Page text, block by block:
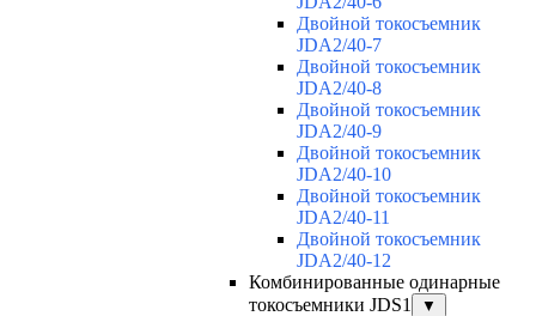
Двойной токосъемник
JDA2/40-7
Двойной токосъемник
JDA2/40-8
Двойной токосъемник
JDA2/40-9
Двойной токосъемник
JDA2/40-10
Двойной токосъемник
JDA2/40-11
Двойной токосъемник
JDA2/40-12
Комбинированные одинарные
токосъемники JDS1
▼